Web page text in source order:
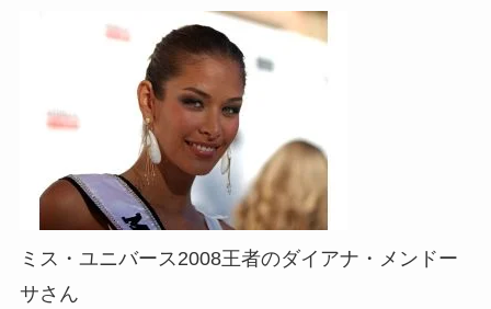
ミス・ユニバース2008王者のダイアナ・メンドー
サさん